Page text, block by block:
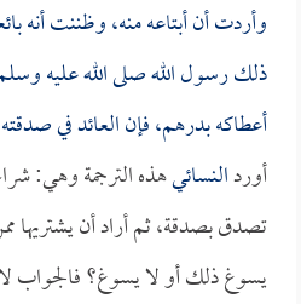
وأردت أن أبتاعه منه، وظننت
ذلك رسول الله صلى الله عليه
أعطاكه بدرهم، فإن العائد في
أوردالنسائيهذه الترجمة وهي:
تصدق بصدقة، ثم أراد أن يشتريها
يسوغ ذلك أو لا يسوغ؟ فالجواب